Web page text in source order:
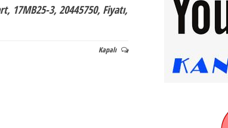
17MB25-3, 20445750, Fiyatı,
Kapalı